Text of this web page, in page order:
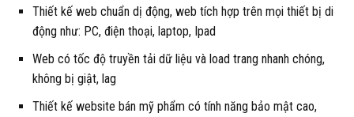
Thiết kế web chuẩn dị động, web tích hợp trên mọi thiết bị di
động như: PC, điện thoại, laptop, Ipad
Web có tốc độ truyền tải dữ liệu và load trang nhanh chóng,
không bị giật, lag
Thiết kế website bán mỹ phẩm có tính năng bảo mật cao,